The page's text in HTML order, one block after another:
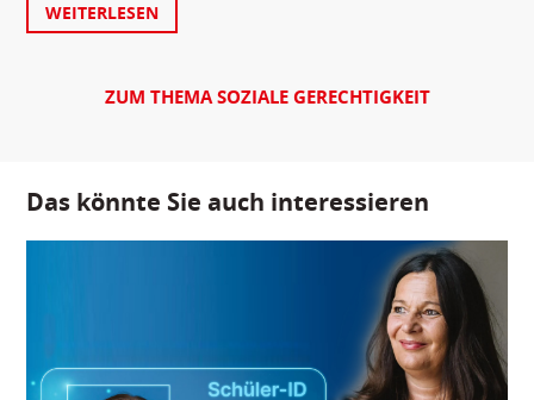
WEITERLESEN
ZUM THEMA SOZIALE GERECHTIGKEIT
Das könnte Sie auch interessieren